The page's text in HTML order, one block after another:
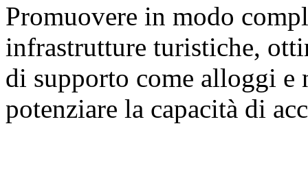
Promuovere in modo
infrastrutture turistiche,
di supporto come alloggi e
potenziare la capacità di